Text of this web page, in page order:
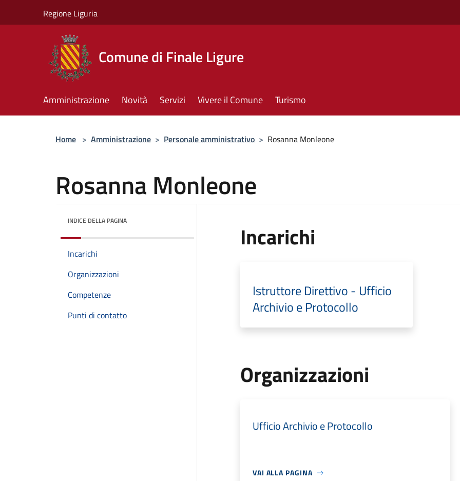
Regione Liguria
Comune di Finale Ligure
Amministrazione Novità Servizi Vivere il Comune Turismo
Home > Amministrazione > Personale amministrativo > Rosanna Monleone
Rosanna Monleone
INDICE DELLA PAGINA
Incarichi
Organizzazioni
Competenze
Punti di contatto
Incarichi
Istruttore Direttivo - Ufficio
Archivio e Protocollo
Organizzazioni
Ufficio Archivio e Protocollo
VAI ALLA PAGINA